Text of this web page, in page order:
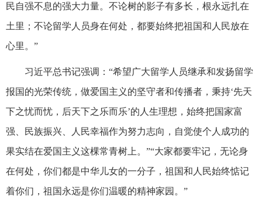
民自强不息的强大力量。不论树的影子有多长，根永远扎在
土里；不论留学人员身在何处，都要始终把祖国和人民放在
心里。”
习近平总书记强调：“希望广大留学人员继承和发扬留学
报国的光荣传统，做爱国主义的坚守者和传播者，秉持‘先天
下之忧而忧，后天下之乐而乐’的人生理想，始终把国家富
强、民族振兴、人民幸福作为努力志向，自觉使个人成功的
果实结在爱国主义这棵常青树上。”“大家都要牢记，无论身
在何处，你们都是中华儿女的一分子，祖国和人民始终惦记
着你们，祖国永远是你们温暖的精神家园。”